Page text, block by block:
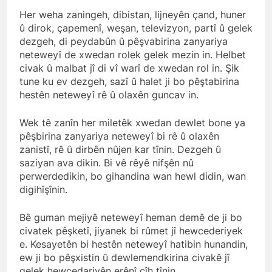
Qasimlo di salvegera 35.
wefata wî de bi rêzdarî bi
bîr tînin.
2 Yıl Ago
Kürt halkının meşru haklarını
teslim etmek yerine, kanla
bastırmayı seçen Kemalist
rejim, 13.07.1930 tarihinde
gerçekleştirdiği “en kanlı”
katliamlarından biri olan
Zilan Deresi Katliamı
2 Yıl Ago
Platforma Ciwanên
Serbixwe üyeleri derhal
serbest bırakılmalıdır.
2 Yıl Ago
Özgürlük Mücadelemizde
Hep Yaşayacak
2 Yıl Ago
EMEKÇİ VE EMEKLİNİN
YANINDAYIZ
2 Yıl Ago
yitirenleri saygıyla
anıyoruz.
2 Yıl Ago
HAK-PAR BAŞKANLIK
KURULU TOPLANDI
2 Yıl Ago
Süleyman ATAY’ın
Her weha zaningeh, dibistan, lijneyên çand, huner
û dirok, çapemenî, weşan, televizyon, partî û gelek
dezgeh, di peydabûn û pêşvabirina zanyariya
neteweyî de xwedan rolek gelek mezin in. Helbet
civak û malbat jî di vî warî de xwedan rol in. Şik
tune ku ev dezgeh, sazî û halet ji bo pêştabirina
hestên neteweyî rê û olaxên guncav in.
Wek tê zanîn her miletêk xwedan dewlet bone ya
pêşbirina zanyariya neteweyî bi rê û olaxên
zanistî, rê û dirbên nûjen kar tînin. Dezgeh û
saziyan ava dikin. Bi vê rêyê nifşên nû
perwerdedikin, bo gihandina wan hewl didin, wan
digihîşînin.
Bê guman mejiyê neteweyî heman demê de ji bo
civatek pêşketî, jiyanek bi rûmet jî hewcederiyek
e. Kesayetên bi hestên neteweyî hatibin hunandin,
ew ji bo pêşxistin û dewlemendkirina civakê jî